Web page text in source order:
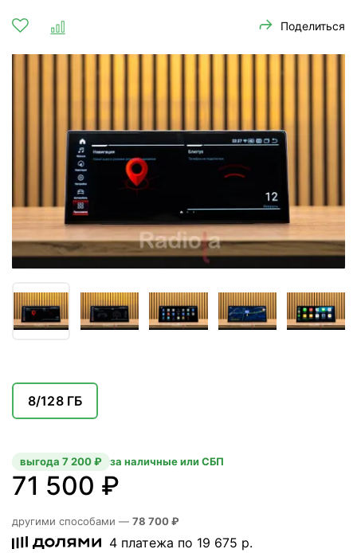
Поделиться
8/128 ГБ
71 500 ₽
выгода 7 200 ₽ за наличные или СБП
другими способами — 78 700 ₽
4 платежа по 19 675 р.